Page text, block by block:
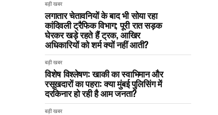
बड़ी खबर
लगातार चेतावनियों के बाद भी सोया रहा
कांदिवली ट्रैफिक विभाग; पूरी रात सड़क
घेरकर खड़े रहते हैं ट्रक, आखिर
अधिकारियों को शर्म क्यों नहीं आती?
बड़ी खबर
विशेष विश्लेषण: खाकी का स्वाभिमान और
रसूखदारों का पहरा: क्या मुंबई पुलिसिंग में
दरकिनार हो रही है आम जनता?
बड़ी खबर